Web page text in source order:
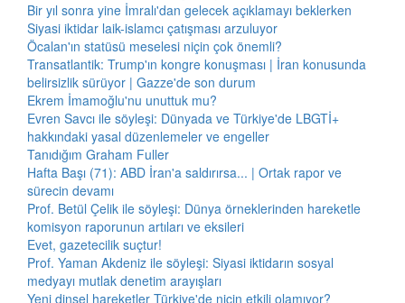
Bir yıl sonra yine İmralı'dan gelecek açıklamayı beklerken
Siyasi iktidar laik-islamcı çatışması arzuluyor
Öcalan'ın statüsü meselesi niçin çok önemli?
Transatlantik: Trump'ın kongre konuşması | İran konusunda
belirsizlik sürüyor | Gazze'de son durum
Ekrem İmamoğlu'nu unuttuk mu?
Evren Savcı ile söyleşi: Dünyada ve Türkiye'de LBGTİ+
hakkındaki yasal düzenlemeler ve engeller
Tanıdığım Graham Fuller
Hafta Başı (71): ABD İran'a saldırırsa... | Ortak rapor ve
sürecin devamı
Prof. Betül Çelik ile söyleşi: Dünya örneklerinden hareketle
komisyon raporunun artıları ve eksileri
Evet, gazetecilik suçtur!
Prof. Yaman Akdeniz ile söyleşi: Siyasi iktidarın sosyal
medyayı mutlak denetim arayışları
Yeni dinsel hareketler Türkiye'de niçin etkili olamıyor?